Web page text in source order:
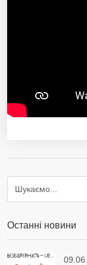
Останні новини